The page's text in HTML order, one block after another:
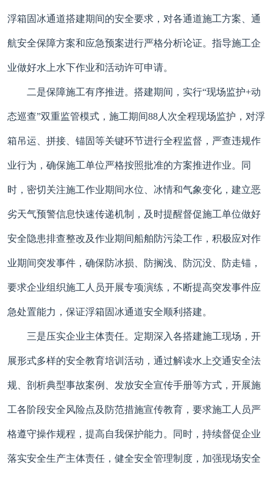
浮箱固冰通道搭建期间的安全要求，对各通道施工方案、通
航安全保障方案和应急预案进行严格分析论证。指导施工企
业做好水上水下作业和活动许可申请。
二是保障施工有序推进。搭建期间，实行“现场监护+动
态巡查”双重监管模式，施工期间88人次全程现场监护，对浮
箱吊运、拼接、锚固等关键环节进行全程监督，严查违规作
业行为，确保施工单位严格按照批准的方案推进作业。同
时，密切关注施工作业期间水位、冰情和气象变化，建立恶
劣天气预警信息快速传递机制，及时提醒督促施工单位做好
安全隐患排查整改及作业期间船舶防污染工作，积极应对作
业期间突发事件，确保防冰损、防搁浅、防沉没、防走锚，
要求企业组织施工人员开展专项演练，不断提高突发事件应
急处置能力，保证浮箱固冰通道安全顺利搭建。
三是压实企业主体责任。定期深入各搭建施工现场，开
展形式多样的安全教育培训活动，通过解读水上交通安全法
规、剖析典型事故案例、发放安全宣传手册等方式，开展施
工各阶段安全风险点及防范措施宣传教育，要求施工人员严
格遵守操作规程，提高自我保护能力。同时，持续督促企业
落实安全生产主体责任，健全安全管理制度，加强现场安全